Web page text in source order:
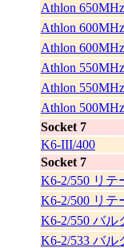
Athlon
Athlon
Athlon
Athlon
Athlon
Athlon
Socket 7
K6-III/400
Socket 7
K6-2/550 リテ
K6-2/500 リテ
K6-2/550 バル
K6-2/533 バル